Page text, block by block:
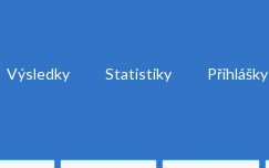
Výsledky Statistiky Přihlášky